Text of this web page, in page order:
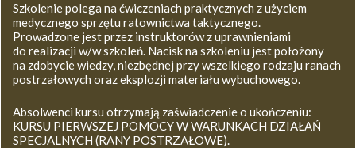
Szkolenie polega na ćwiczeniach praktycznych z użyciem
medycznego sprzętu ratownictwa taktycznego.
Prowadzone jest przez instruktorów z uprawnieniami
do realizacji w/w szkoleń. Nacisk na szkoleniu jest położony
na zdobycie wiedzy, niezbędnej przy wszelkiego rodzaju ranach
postrzałowych oraz eksplozji materiału wybuchowego.
Absolwenci kursu otrzymają zaświadczenie o ukończeniu:
KURSU PIERWSZEJ POMOCY W WARUNKACH DZIAŁAŃ
SPECJALNYCH (RANY POSTRZAŁOWE).